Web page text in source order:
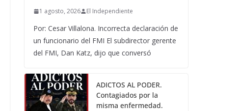
1 agosto, 2026 El Independiente
Por: Cesar Villalona. Incorrecta declaración de
un funcionario del FMI El subdirector gerente
del FMI, Dan Katz, dijo que conversó
ADICTOS AL PODER.
Contagiados por la
misma enfermedad.